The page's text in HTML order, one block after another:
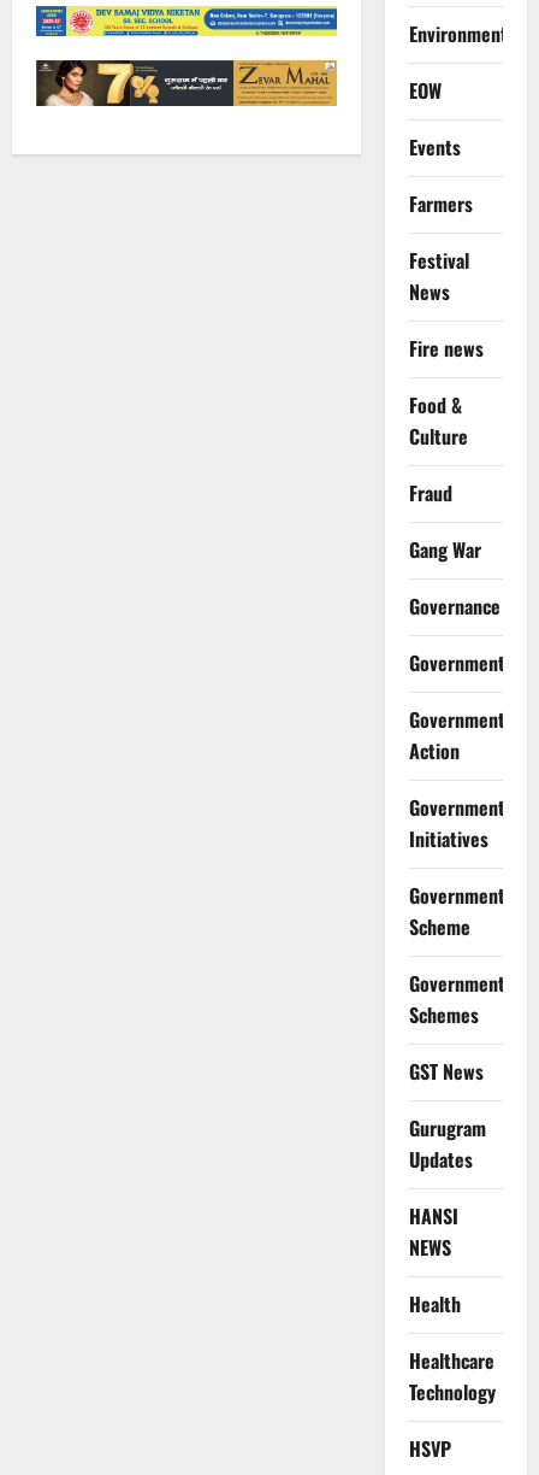
Environment
EOW
Events
Farmers
Festival
News
Fire news
Food &
Culture
Fraud
Gang War
Governance
Government
Government
Action
Government
Initiatives
Government
Scheme
Government
Schemes
GST News
Gurugram
Updates
HANSI
NEWS
Health
Healthcare
Technology
HSVP